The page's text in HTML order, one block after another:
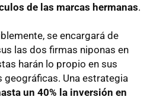
de las marcas hermanas.
se encargará de
las dos firmas niponas en
harán lo propio en sus
Una estrategia
un 40% la inversión en